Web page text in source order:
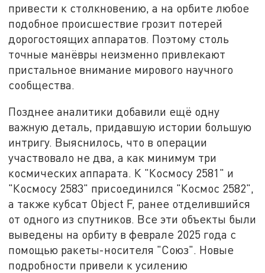
привести к столкновению, а на орбите любое
подобное происшествие грозит потерей
дорогостоящих аппаратов. Поэтому столь
точные манёвры неизменно привлекают
пристальное внимание мирового научного
сообщества.
Позднее аналитики добавили ещё одну
важную деталь, придавшую истории большую
интригу. Выяснилось, что в операции
участвовало не два, а как минимум три
космических аппарата. К "Космосу 2581" и
"Космосу 2583" присоединился "Космос 2582",
а также кубсат Object F, ранее отделившийся
от одного из спутников. Все эти объекты были
выведены на орбиту в феврале 2025 года с
помощью ракеты-носителя "Союз". Новые
подробности привели к усилению